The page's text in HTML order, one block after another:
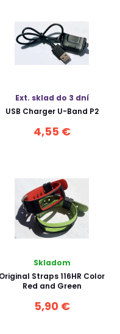
Ext. sklad do 3 dní
USB Charger U-Band P2
4,55 €
Skladom
Original Straps 116HR Color
Red and Green
5,90 €